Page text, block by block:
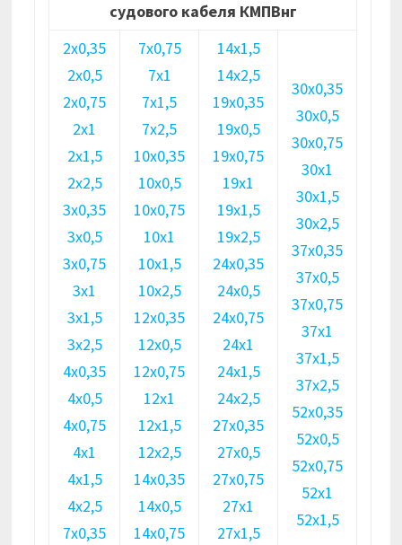
судового кабеля КМПВнг
2х0,35
2х0,5
2х0,75
2х1
2х1,5
2х2,5
3х0,35
3х0,5
3х0,75
3х1
3х1,5
3х2,5
4х0,35
4х0,5
4х0,75
4х1
4х1,5
4х2,5
7х0,35
7х0,75
7х1
7х1,5
7х2,5
10х0,35
10х0,5
10х0,75
10х1
10х1,5
10х2,5
12х0,35
12х0,5
12х0,75
12х1
12х1,5
12х2,5
14х0,35
14х0,5
14х0,75
14х1,5
14х2,5
19х0,35
19х0,5
19х0,75
19х1
19х1,5
19х2,5
24х0,35
24х0,5
24х0,75
24х1
24х1,5
24х2,5
27х0,35
27х0,5
27х0,75
27х1
27х1,5
30х0,35
30х0,5
30х0,75
30х1
30х1,5
30х2,5
37х0,35
37х0,5
37х0,75
37х1
37х1,5
37х2,5
52х0,35
52х0,5
52х0,75
52х1
52х1,5